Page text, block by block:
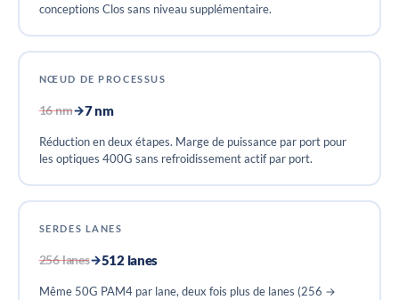
conceptions Clos sans niveau supplémentaire.
NŒUD DE PROCESSUS
16 nm→7 nm
Réduction en deux étapes. Marge de puissance par port pour
les optiques 400G sans refroidissement actif par port.
SERDES LANES
256 lanes→512 lanes
Même 50G PAM4 par lane, deux fois plus de lanes (256 →